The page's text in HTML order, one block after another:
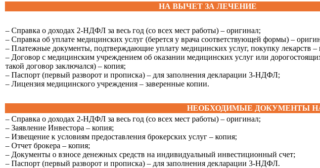
НА ВЫЧЕТ ЗА ЛЕЧЕНИЕ
– Справка о доходах 2-НДФЛ за весь год (со всех мест работы) – оригинал;
– Справка об уплате медицинских услуг (берется у врача соответствующей формы) –
– Платежные документы, подтверждающие уплату медицинских услуг, покупку лекарств –
– Договор с медицинским учреждением об оказании медицинских услуг или
такой договор заключался) – копия;
– Паспорт (первый разворот и прописка) – для заполнения декларации 3-НДФЛ;
– Лицензия медицинского учреждения – заверенные копии.
НЕОБХОДИМЫЕ ДОКУМЕНТЫ
– Справка о доходах 2-НДФЛ за весь год (со всех мест работы) – оригинал;
– Заявление Инвестора – копия;
– Извещение к условиям предоставления брокерских услуг – копия;
– Отчет брокера – копия;
– Документы о взносе денежных средств на индивидуальный инвестиционный счет;
– Паспорт (первый разворот и прописка) – для заполнения декларации 3-НДФЛ.